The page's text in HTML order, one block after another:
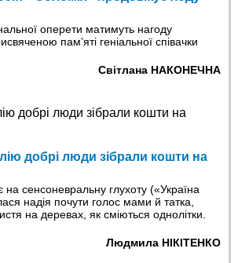
оперети матимуть нагоду
пам’яті геніальної співачки
Світлана НАКОНЕЧНА
добрі люди зібрали кошти на
сенсоневральну глухоту («Україна
надія почути голос мами й татка,
на деревах, як сміються однолітки.
Людмила НІКІТЕНКО